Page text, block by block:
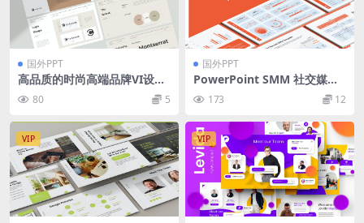
国外PPT
高品质的时尚高端品牌VI设计
powerpoint幻灯片演示模板
（pptx）
80 5
国外PPT
PowerPoint SMM 社交媒体
分析173 12
VIP VIP